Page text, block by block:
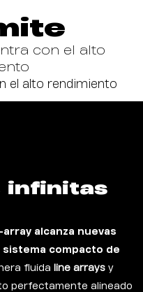
con el alto
infinitas
alcanza nuevas
sistema compacto de
fluida line arrays y
perfectamente alineado